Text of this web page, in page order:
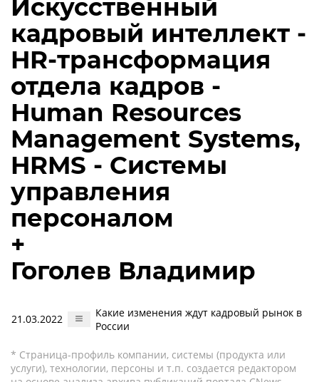
Искусственный
кадровый интеллект -
HR-трансформация
отдела кадров -
Human Resources
Management Systems,
HRMS - Системы
управления
персоналом
+
Гоголев Владимир
21.03.2022
Какие изменения ждут кадровый рынок в
России
* Страница-профиль компании, системы (продукта или
услуги), технологии, персоны и т.п. создается редактором